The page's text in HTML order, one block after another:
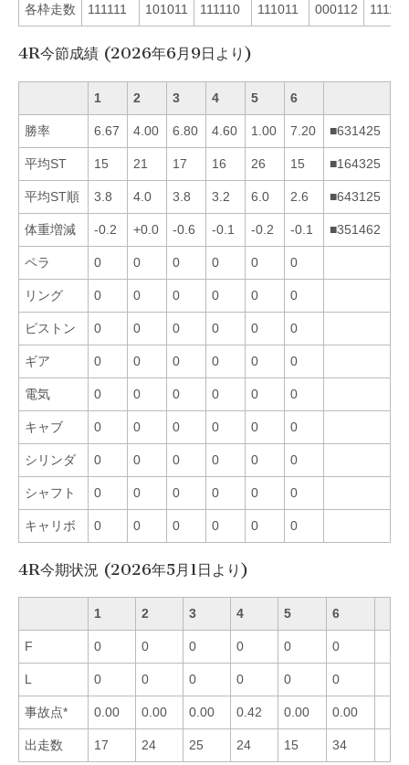
各枠走数 111111 101011 111110 111011 000112 111110
4R今節成績 (2026年6月9日より)
1 2 3 4 5 6
勝率 6.67 4.00 6.80 4.60 1.00 7.20 ■631425
平均ST 15 21 17 16 26 15 ■164325
平均ST順 3.8 4.0 3.8 3.2 6.0 2.6 ■643125
体重増減 -0.2 +0.0 -0.6 -0.1 -0.2 -0.1 ■351462
ペラ 0 0 0 0 0 0
リング 0 0 0 0 0 0
ピストン 0 0 0 0 0 0
ギア 0 0 0 0 0 0
電気 0 0 0 0 0 0
キャブ 0 0 0 0 0 0
シリンダ 0 0 0 0 0 0
シャフト 0 0 0 0 0 0
キャリボ 0 0 0 0 0 0
4R今期状況 (2026年5月1日より)
1 2 3 4 5 6
F 0 0 0 0 0 0
L 0 0 0 0 0 0
事故点* 0.00 0.00 0.00 0.42 0.00 0.00
出走数 17 24 25 24 15 34